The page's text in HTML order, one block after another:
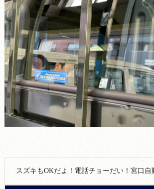
スズキもOKだよ！電話チョーだい！宮口自